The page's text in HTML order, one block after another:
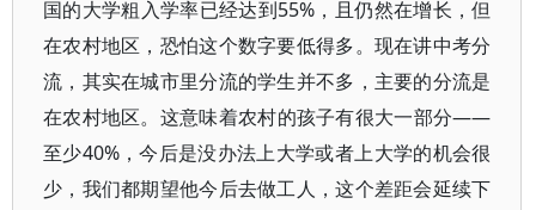
国的大学粗入学率已经达到55%，且仍然在增长，但
在农村地区，恐怕这个数字要低得多。现在讲中考分
流，其实在城市里分流的学生并不多，主要的分流是
在农村地区。这意味着农村的孩子有很大一部分——
至少40%，今后是没办法上大学或者上大学的机会很
少，我们都期望他今后去做工人，这个差距会延续下